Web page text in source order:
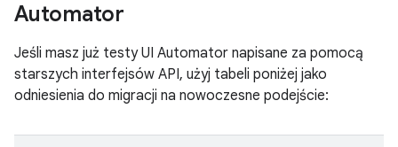
Automator
Jeśli masz już testy UI Automator napisane za pomocą
starszych interfejsów API, użyj tabeli poniżej jako
odniesienia do migracji na nowoczesne podejście: